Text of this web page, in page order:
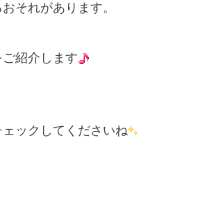
それがあります。
紹介します
ックしてくださいね